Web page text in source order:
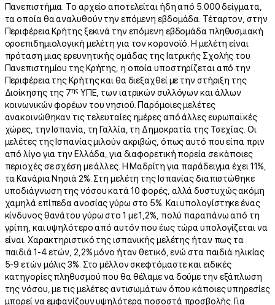
Πανεπιστήμια. Το αρχείο αποτελείται ήδη από 5.000 δείγματα,
τα οποία θα αναλυθούν την επόμενη εβδομάδα. Τέταρτον, στην
Περιφέρεια Κρήτης ξεκινά την επόμενη εβδομάδα πληθυσμιακή
οροεπιδημιολογική μελέτη για τον κορονοϊό. Η μελέτη είναι
πρόταση μιας ερευνητικής ομάδας της Ιατρικής Σχολής του
Πανεπιστημίου της Κρήτης, η οποία υποστηρίζεται από την
Περιφέρεια της Κρήτης και θα διεξαχθεί με την στήριξη της
Διοίκησης της 7ηςΥΠΕ, των ιατρικών συλλόγων και άλλων
κοινωνικών φορέων του νησιού. Παρόμοιες μελέτες
ανακοινώθηκαν τις τελευταίες ημέρες από άλλες ευρωπαϊκές
χώρες, την Ισπανία, τη Γαλλία, τη Δημοκρατία της Τσεχίας. Οι
μελέτες της Ισπανίας μιλούν ακριβώς, όπως αυτό που είπα πριν
από λίγο για την Ελλάδα, για διαφορετική πορεία σε κάποιες
περιοχές σε σχέση με άλλες. Η Μαδρίτη για παράδειγμα έχει 11%,
τα Κανάρια Νησιά 2%. Στη μελέτη της Ισπανίας διαπιστώθηκε
υποδιάγνωση της νόσου κατά 10 φορές, αλλά δυστυχώς ακόμη
χαμηλά επίπεδα ανοσίας γύρω στο 5%. Και υπολογίστηκε ένας
κίνδυνος θανάτου γύρω στο 1 με 1,2%, πολύ παραπάνω από τη
γρίπη, και υψηλότερο από αυτόν που έως τώρα υπολογίζεται να
είναι. Χαρακτηριστικό της ισπανικής μελέτης ήταν πως τα
παιδιά 1-4 ετών, 2,2% μόνο ήταν θετικό, ενώ στα παιδιά ηλικίας
5-9 ετών μόλις 3%. Στο μέλλον σκεφτόμαστε και ειδικές
κατηγορίες πληθυσμού που θα θέλαμε να δούμε την εξάπλωση
της νόσου, με τις μελέτες αντισωμάτων όπου κάποιες υπηρεσίες
μπορεί να εμφανίζουν υψηλότερα ποσοστά προσβολής. Για